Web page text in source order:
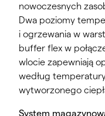
nowoczesnych
Dwa poziomy
i ogrzewania w
buffer flex w
wlocie zapewniają
według
wytworzonego
System